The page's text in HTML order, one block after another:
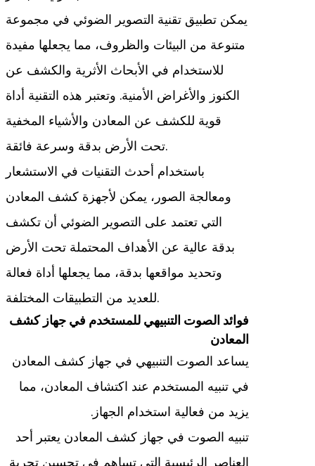
يمكن تطبيق تقنية التصوير الضوئي في مجموعة
متنوعة من البيئات والظروف، مما يجعلها مفيدة
للاستخدام في الأبحاث الأثرية والكشف عن
الكنوز والأغراض الأمنية. وتعتبر هذه التقنية أداة
قوية للكشف عن المعادن والأشياء المخفية
تحت الأرض بدقة وسرعة فائقة.
باستخدام أحدث التقنيات في الاستشعار
ومعالجة الصور، يمكن لأجهزة كشف المعادن
التي تعتمد على التصوير الضوئي أن تكشف
بدقة عالية عن الأهداف المحتملة تحت الأرض
وتحديد مواقعها بدقة، مما يجعلها أداة فعالة
للعديد من التطبيقات المختلفة.
فوائد الصوت التنبيهي للمستخدم في جهاز كشف
المعادن
يساعد الصوت التنبيهي في جهاز كشف المعادن
في تنبيه المستخدم عند اكتشاف المعادن، مما
يزيد من فعالية استخدام الجهاز.
تنبيه الصوت في جهاز كشف المعادن يعتبر أحد
العناصر الرئيسية التي تساهم في تحسين تجربة